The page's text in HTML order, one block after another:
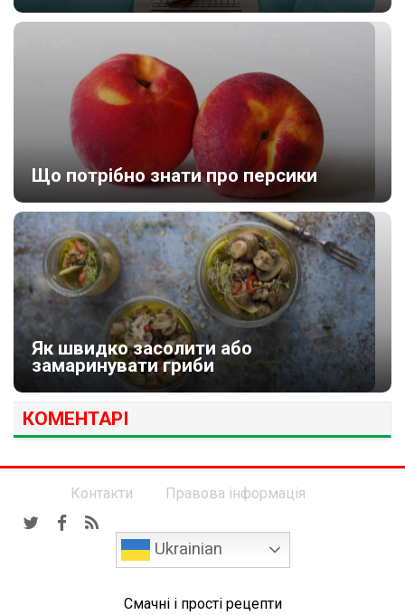
Що потрібно знати про персики
Як швидко засолити або
замаринувати гриби
КОМЕНТАРІ
Контакти Правова інформація
Ukrainian
Смачні і прості рецепти